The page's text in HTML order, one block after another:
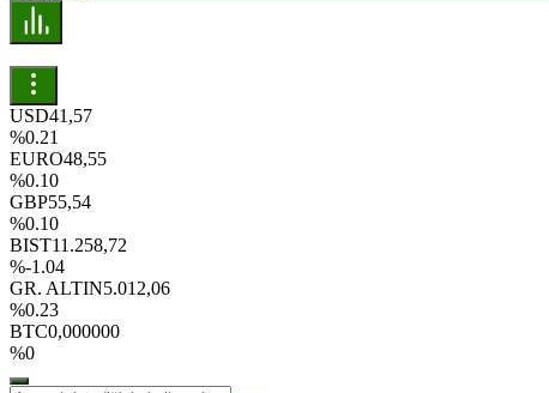
USD41,57
%0.21
EURO48,55
%0.10
GBP55,54
%0.10
BIST11.258,72
%-1.04
GR. ALTIN5.012,06
%0.23
BTC0,000000
%0